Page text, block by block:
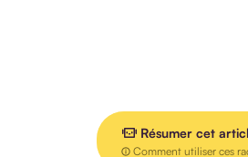
Résumer cet
Comment utiliser ces